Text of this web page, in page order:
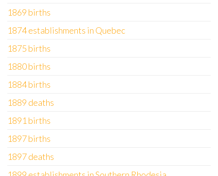
1869 births
1874 establishments in Quebec
1875 births
1880 births
1884 births
1889 deaths
1891 births
1897 births
1897 deaths